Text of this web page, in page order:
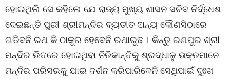
ହୋଇଥିଲି ସେ କହିଲେ ଯେ ରାଜ୍ୟ ମୁଖ୍ୟ ଶାସନ ସଚିବ ନିର୍ଦ୍ଧେଶ
ଦେଇଛନ୍ତି ପୁରୀ ଶ୍ରୀମନ୍ଦିର ବ୍ୟତୀତ ଅନ୍ୟ କୌଣସିଠାରେ
ଗଡିବନି ରଥ କି ଠାକୁର ହେବେନି ରଥାରୁଢ । କିନ୍ତୁ ରଣପୁର ଶ୍ରୀ
ମନ୍ଦିର ଭିତରେ ହୋଇଥିବା ନିତିକାନ୍ତିକୁ ଶ୍ରଦ୍ଧାଳୁ ଭକ୍ତମାନେ
ମନ୍ଦିର ପରିସରକୁ ଯାଇ ଦର୍ଶନ କରିପାରିବେନି ସେଥିପାଇଁ ଦୁଃଖ